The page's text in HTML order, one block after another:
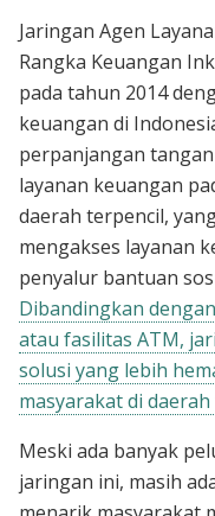
Jaringan Agen
Rangka Keuangan
pada tahun 2014
keuangan di
perpanjangan
layanan keuangan
daerah terpencil,
mengakses layanan
penyalur bantuan
Dibandingkan
atau fasilitas ATM,
solusi yang lebih
masyarakat di
Meski ada banyak
jaringan ini, masih